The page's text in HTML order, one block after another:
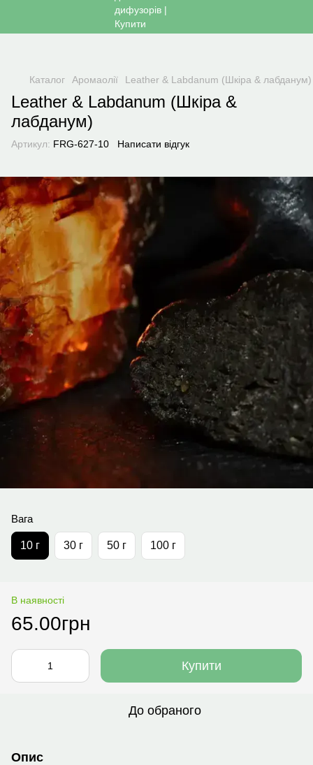
Каталог Аромаолії Leather & Labdanum (Шкіра & лабданум)
Leather & Labdanum (Шкіра &
лабданум)
Артикул: FRG-627-10 Написати відгук
Вага
10 г 30 г 50 г 100 г
В наявності
65.00грн
Купити
До обраного
Опис